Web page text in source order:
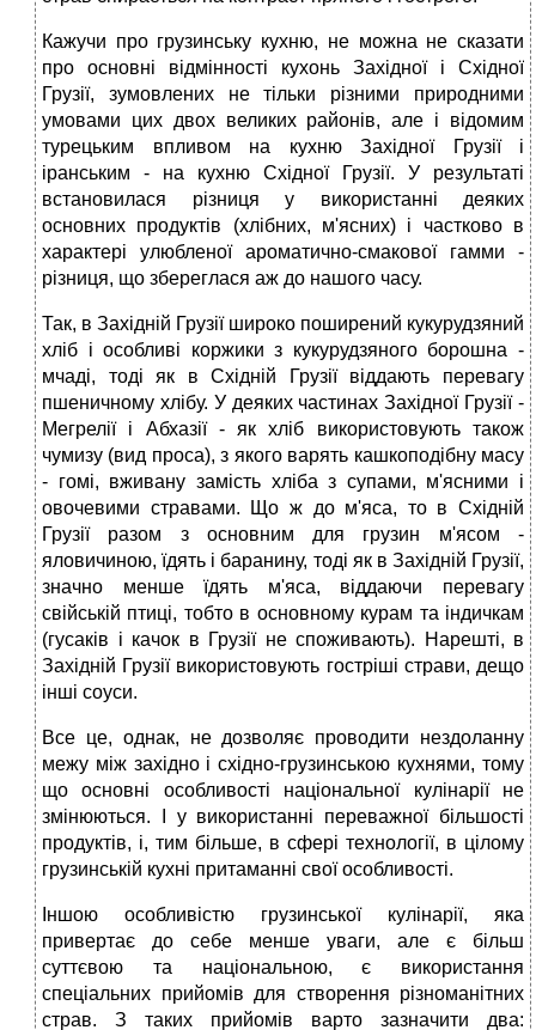
Кажучи про грузинську кухню, не можна не сказати
про основні відмінності кухонь Західної і Східної
Грузії, зумовлених не тільки різними природними
умовами цих двох великих районів, але і відомим
турецьким впливом на кухню Західної Грузії і
іранським - на кухню Східної Грузії. У результаті
встановилася різниця у використанні деяких
основних продуктів (хлібних, м'ясних) і частково в
характері улюбленої ароматично-смакової гамми -
різниця, що збереглася аж до нашого часу.
Так, в Західній Грузії широко поширений кукурудзяний
хліб і особливі коржики з кукурудзяного борошна -
мчаді, тоді як в Східній Грузії віддають перевагу
пшеничному хлібу. У деяких частинах Західної Грузії -
Мегрелії і Абхазії - як хліб використовують також
чумизу (вид проса), з якого варять кашкоподібну масу
- гомі, вживану замість хліба з супами, м'ясними і
овочевими стравами. Що ж до м'яса, то в Східній
Грузії разом з основним для грузин м'ясом -
яловичиною, їдять і баранину, тоді як в Західній Грузії,
значно менше їдять м'яса, віддаючи перевагу
свійській птиці, тобто в основному курам та індичкам
(гусаків і качок в Грузії не споживають). Нарешті, в
Західній Грузії використовують гостріші страви, дещо
інші соуси.
Все це, однак, не дозволяє проводити нездоланну
межу між західно і східно-грузинською кухнями, тому
що основні особливості національної кулінарії не
змінюються. І у використанні переважної більшості
продуктів, і, тим більше, в сфері технології, в цілому
грузинській кухні притаманні свої особливості.
Іншою особливістю грузинської кулінарії, яка
привертає до себе менше уваги, але є більш
суттєвою та національною, є використання
спеціальних прийомів для створення різноманітних
страв. З таких прийомів варто зазначити два: